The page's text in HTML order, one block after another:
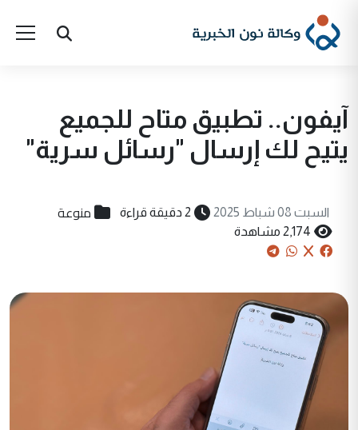
آيفون.. تطبيق متاح للجميع
يتيح لك إرسال "رسائل سرية"
السبت 08 شباط 2025 2 دقيقة قراءة منوعة
2,174 مشاهدة